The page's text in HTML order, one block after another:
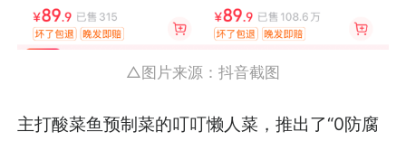
△图片来源：抖音截图
主打酸菜鱼预制菜的叮叮懒人菜，推出了“0防腐